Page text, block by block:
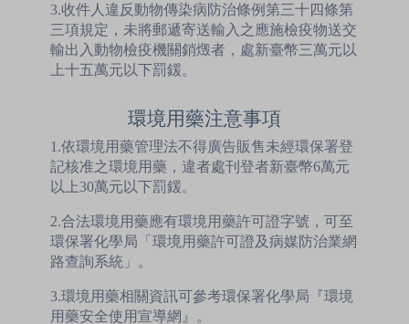
3.收件人違反動物傳染病防治條例第三十四條第
三項規定，未將郵遞寄送輸入之應施檢疫物送交
輸出入動物檢疫機關銷燬者，處新臺幣三萬元以
上十五萬元以下罰鍰。
環境用藥注意事項
1.依環境用藥管理法不得廣告販售未經環保署登
記核准之環境用藥，違者處刊登者新臺幣6萬元
以上30萬元以下罰鍰。
2.合法環境用藥應有環境用藥許可證字號，可至
環保署化學局「環境用藥許可證及病媒防治業網
路查詢系統」。
3.環境用藥相關資訊可參考環保署化學局『環境
用藥安全使用宣導網』。